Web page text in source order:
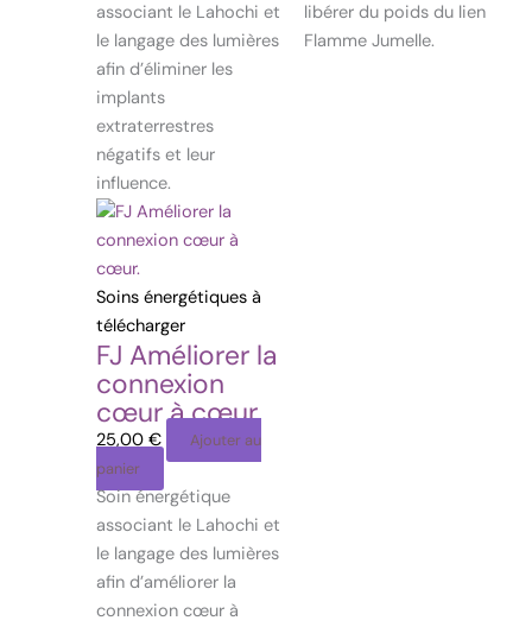
associant le Lahochi et
le langage des lumières
afin d’éliminer les
implants
extraterrestres
négatifs et leur
influence.
libérer du poids du lien
Flamme Jumelle.
Soins énergétiques à
télécharger
FJ Améliorer la
connexion
cœur à cœur.
25,00 €
Ajouter au
panier
Soin énergétique
associant le Lahochi et
le langage des lumières
afin d’améliorer la
connexion cœur à